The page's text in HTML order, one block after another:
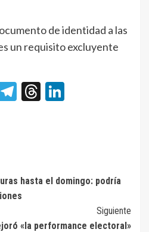
de identidad a las
un requisito excluyente
Telegram
Threads
hasta el domingo: podría
Siguiente
«la performance electoral»